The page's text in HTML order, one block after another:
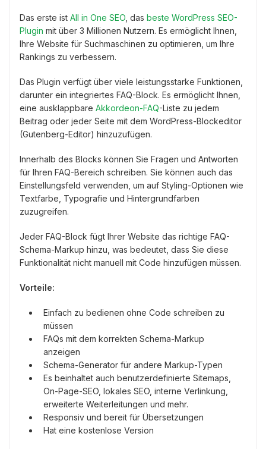
Das erste ist All in One SEO , das beste WordPress SEO-
Plugin mit über 3 Millionen Nutzern. Es ermöglicht Ihnen,
Ihre Website für Suchmaschinen zu optimieren, um Ihre
Rankings zu verbessern.
Das Plugin verfügt über viele leistungsstarke Funktionen,
darunter ein integriertes FAQ-Block. Es ermöglicht Ihnen,
eine ausklappbare Akkordeon-FAQ-Liste zu jedem
Beitrag oder jeder Seite mit dem WordPress-Blockeditor
(Gutenberg-Editor) hinzuzufügen.
Innerhalb des Blocks können Sie Fragen und Antworten
für Ihren FAQ-Bereich schreiben. Sie können auch das
Einstellungsfeld verwenden, um auf Styling-Optionen wie
Textfarbe, Typografie und Hintergrundfarben
zuzugreifen.
Jeder FAQ-Block fügt Ihrer Website das richtige FAQ-
Schema-Markup hinzu, was bedeutet, dass Sie diese
Funktionalität nicht manuell mit Code hinzufügen müssen.
Vorteile:
Einfach zu bedienen ohne Code schreiben zu
müssen
FAQs mit dem korrekten Schema-Markup
anzeigen
Schema-Generator für andere Markup-Typen
Es beinhaltet auch benutzerdefinierte Sitemaps,
On-Page-SEO, lokales SEO, interne Verlinkung,
erweiterte Weiterleitungen und mehr.
Responsiv und bereit für Übersetzungen
Hat eine kostenlose Version